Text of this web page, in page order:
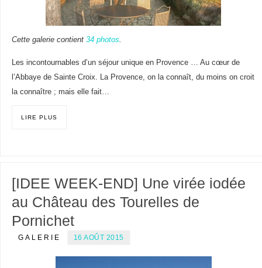
Cette galerie contient 34 photos.
Les incontournables d’un séjour unique en Provence … Au cœur de
l’Abbaye de Sainte Croix. La Provence, on la connaît, du moins on croit
la connaître ; mais elle fait…
LIRE PLUS
[IDEE WEEK-END] Une virée iodée
au Château des Tourelles de
Pornichet
GALERIE 16 AOÛT 2015